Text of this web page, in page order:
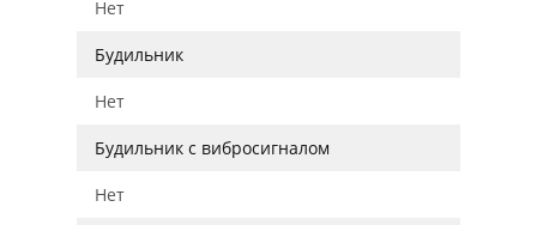
Нет
Будильник
Нет
Будильник с вибросигналом
Нет